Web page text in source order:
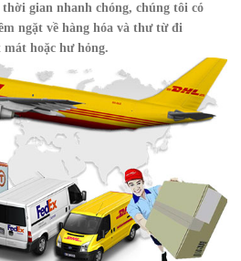
gian nhanh chóng, chúng tôi có
ngặt về hàng hóa và thư từ đi
hoặc hư hỏng.